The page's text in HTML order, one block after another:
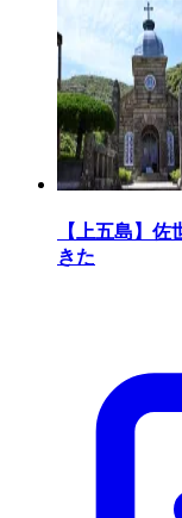
【上五島】
きた